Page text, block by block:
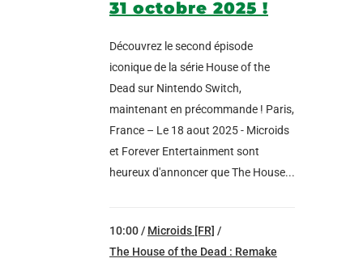
31 octobre 2025 !
Découvrez le second épisode
iconique de la série House of the
Dead sur Nintendo Switch,
maintenant en précommande ! Paris,
France – Le 18 aout 2025 - Microids
et Forever Entertainment sont
heureux d'annoncer que The House...
10:00 / Microids [FR] /
The House of the Dead : Remake